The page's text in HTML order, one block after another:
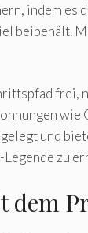
indem
beibehält.
frei,
und
zu
dem